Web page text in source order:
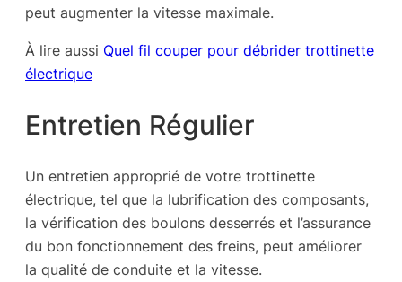
peut augmenter la vitesse maximale.
À lire aussi Quel fil couper pour débrider trottinette
électrique
Entretien Régulier
Un entretien approprié de votre trottinette
électrique, tel que la lubrification des composants,
la vérification des boulons desserrés et l’assurance
du bon fonctionnement des freins, peut améliorer
la qualité de conduite et la vitesse.